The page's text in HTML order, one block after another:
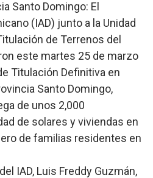
y Obispado de la Provincia
Santo Domingo: El
(IAD) junto a la Unidad
de Terrenos del
este martes 25 de marzo
Titulación Definitiva en
Santo Domingo,
de unos 2,000
de solares y viviendas en
de familias residentes en
IAD, Luis Freddy Guzmán,